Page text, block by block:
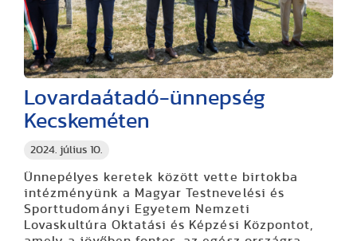
2024. július 10.
Lovardaátadó-ünnepség
Kecskeméten
Ünnepélyes keretek között vette birtokba
intézményünk a Magyar Testnevelési és
Sporttudományi Egyetem Nemzeti
Lovaskultúra Oktatási és Képzési Központot,